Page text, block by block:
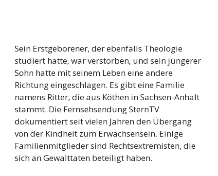
Sein Erstgeborener, der ebenfalls Theologie
studiert hatte, war verstorben, und sein jüngerer
Sohn hatte mit seinem Leben eine andere
Richtung eingeschlagen. Es gibt eine Familie
namens Ritter, die aus Köthen in Sachsen-Anhalt
stammt. Die Fernsehsendung SternTV
dokumentiert seit vielen Jahren den Übergang
von der Kindheit zum Erwachsensein. Einige
Familienmitglieder sind Rechtsextremisten, die
sich an Gewalttaten beteiligt haben.